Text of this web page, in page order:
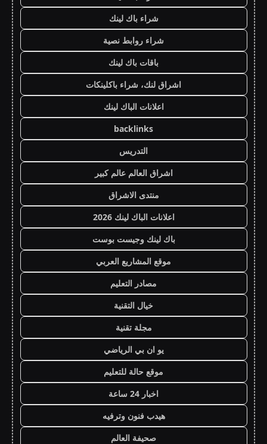
شراء باك لينك
شراء روابط نصية
باقات باك لينك
اشراق لنك، شراء باكلينكات
اعلانات الباك لينك
backlinks
التدريس
اشراق العالم عالم كبير
منتدى الاشراق
اعلانات الباك لينك 2026
باك لينك وجيست بوست
موقع المشاريع العربي
مصادر التعليم
خيال التقنية
مجلة تقنية
يو ان بي الرياضي
موقع حالة للتعليم
اخبار 24 ساعة
هيدب فنون وترفيه
صحيفة العالم